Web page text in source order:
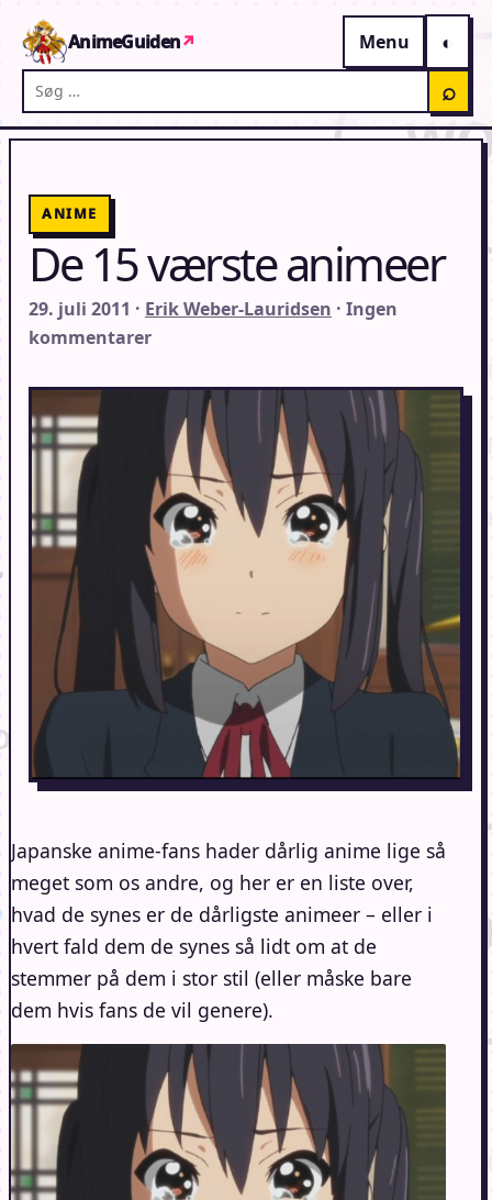
AnimeGuiden↗
Menu
Søg på AnimeGuiden
⌕
ANIME
De 15 værste animeer
29. juli 2011 · Erik Weber-Lauridsen · Ingen
kommentarer
Japanske anime-fans hader dårlig anime lige så
meget som os andre, og her er en liste over,
hvad de synes er de dårligste animeer – eller i
hvert fald dem de synes så lidt om at de
stemmer på dem i stor stil (eller måske bare
dem hvis fans de vil genere).